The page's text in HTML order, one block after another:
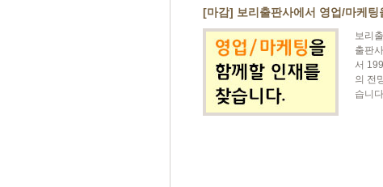
[마감] 보리출판사에서 영업/마케
보리
출판
서
의 전
습니